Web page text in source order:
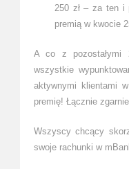
250 zł – za ten i
premią w kwocie
A co z pozostałymi
wszystkie
aktywnymi klientami
premię! Łącznie
Wszyscy chcący
swoje rachunki w